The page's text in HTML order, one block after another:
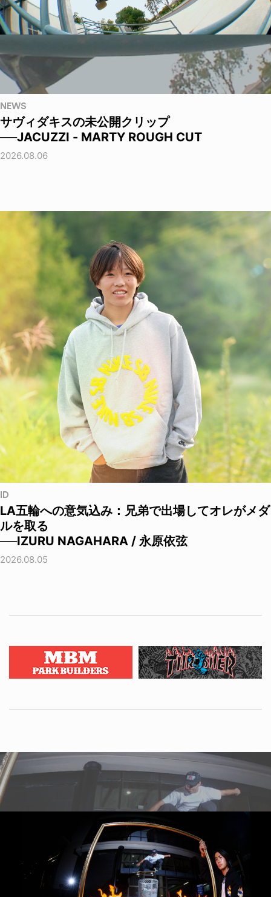
NEWS
サヴィダキスの未公開クリップ
──JACUZZI - MARTY ROUGH CUT
2026.08.06
ID
LA五輪への意気込み：兄弟で出場してオレがメダ
ルを取る
──IZURU NAGAHARA / 永原依弦
2026.08.05